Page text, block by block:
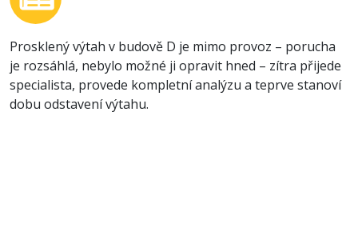
Prosklený výtah v budově D je mimo provoz – porucha
je rozsáhlá, nebylo možné ji opravit hned – zítra přijede
specialista, provede kompletní analýzu a teprve stanoví
dobu odstavení výtahu.